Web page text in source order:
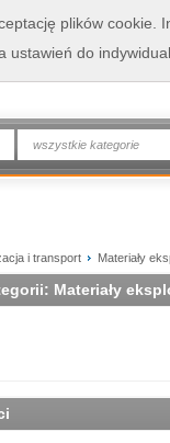
wszystkie kategorie
i transport Materiały
Materiały
plików cookie.
ustawień do